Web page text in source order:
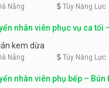
Nẵng Tùy Năng Lực
nhân viên phục vụ ca tối
kem dừa
Nẵng Tùy Năng Lực
nhân viên phụ bếp – Bún